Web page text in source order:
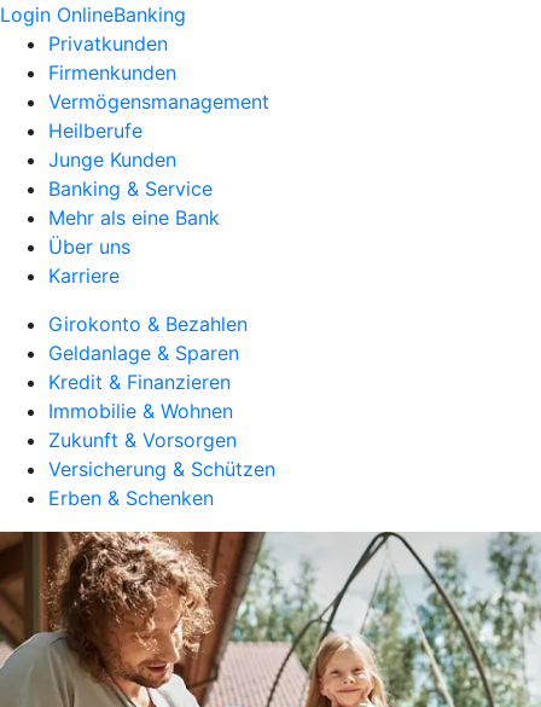
Login OnlineBanking
Privatkunden
Firmenkunden
Vermögensmanagement
Heilberufe
Junge Kunden
Banking & Service
Mehr als eine Bank
Über uns
Karriere
Girokonto & Bezahlen
Geldanlage & Sparen
Kredit & Finanzieren
Immobilie & Wohnen
Zukunft & Vorsorgen
Versicherung & Schützen
Erben & Schenken